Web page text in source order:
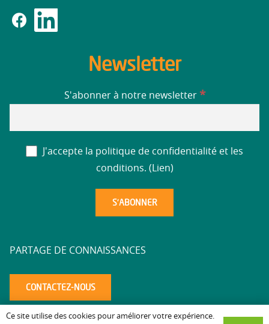
Newsletter
S'abonner à notre newsletter *
J'accepte la politique de confidentialité et les
conditions. ( Lien)
PARTAGE DE CONNAISSANCES
CONTACTEZ-NOUS
Ce site utilise des cookies pour améliorer votre expérience.